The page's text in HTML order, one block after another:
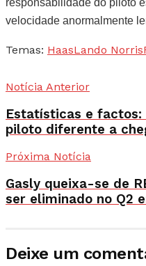
responsabilidade do piloto
velocidade anormalmente
Temas: HaasLando Norris
Notícia Anterior
Estatísticas e
piloto diferente a
Próxima Notícia
Gasly queixa-se de
ser eliminado no Q2
Deixe um